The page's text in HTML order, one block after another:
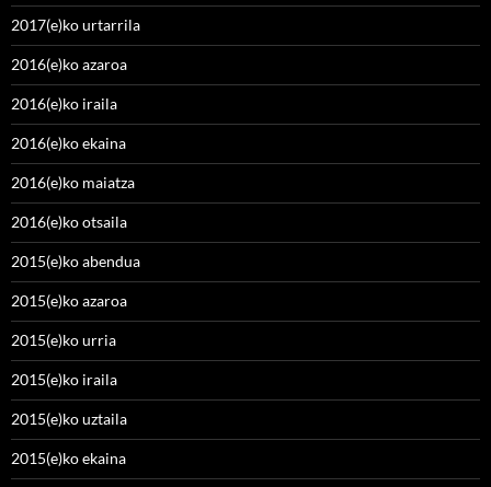
2017(e)ko urtarrila
2016(e)ko azaroa
2016(e)ko iraila
2016(e)ko ekaina
2016(e)ko maiatza
2016(e)ko otsaila
2015(e)ko abendua
2015(e)ko azaroa
2015(e)ko urria
2015(e)ko iraila
2015(e)ko uztaila
2015(e)ko ekaina